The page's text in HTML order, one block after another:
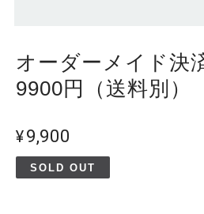
オーダーメイド決
9900円（送料別）
¥9,900
SOLD OUT